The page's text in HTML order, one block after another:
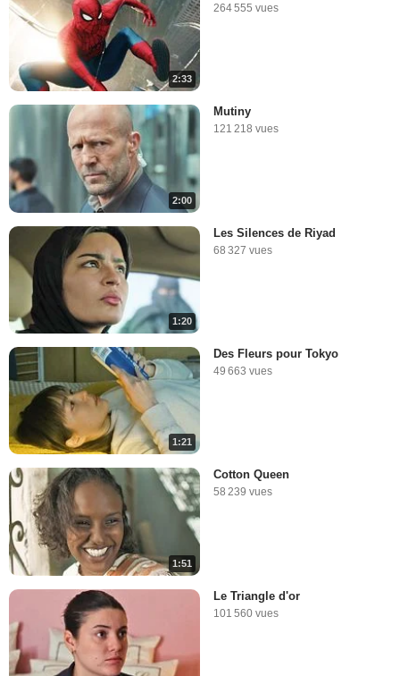
2:33
264 555 vues
2:00
Mutiny
121 218 vues
1:20
Les Silences de Riyad
68 327 vues
1:21
Des Fleurs pour Tokyo
49 663 vues
1:51
Cotton Queen
58 239 vues
Le Triangle d'or
101 560 vues